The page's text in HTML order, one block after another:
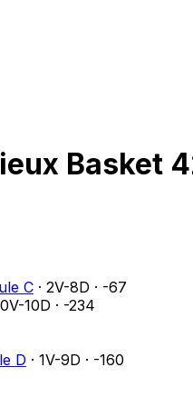
Basket
C · 2V-8D · -67
0V-10D · -234
D · 1V-9D · -160